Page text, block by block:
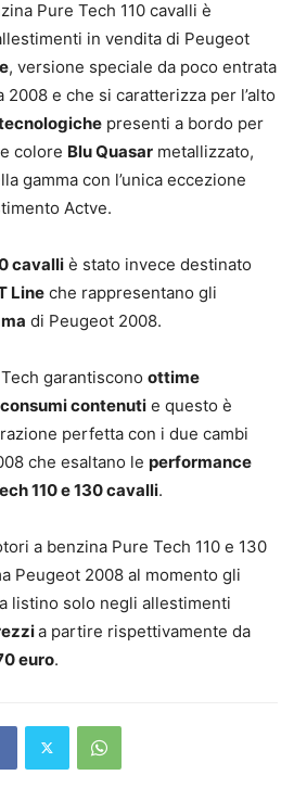
Pure Tech 110 cavalli è
in vendita di Peugeot
, versione speciale da poco entrata
e che si caratterizza per l’alto
presenti a bordo per
colore Blu Quasar metallizzato,
gamma con l’unica eccezione
Actve.
cavalli è stato invece destinato
Line che rappresentano gli
di Peugeot 2008.
garantiscono ottime
contenuti e questo è
perfetta con i due cambi
che esaltano le performance
110 e 130 cavalli.
a benzina Pure Tech 110 e 130
Peugeot 2008 al momento gli
listino solo negli allestimenti
a partire rispettivamente da
euro.